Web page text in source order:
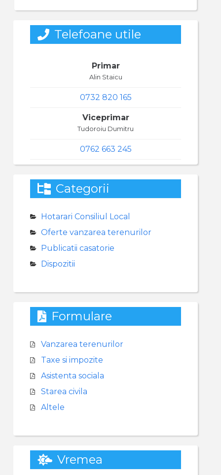
Telefoane utile
Primar
Alin Staicu
0732 820 165
Viceprimar
Tudoroiu Dumitru
0762 663 245
Categorii
Hotarari Consiliul Local
Oferte vanzarea terenurilor
Publicatii casatorie
Dispozitii
Formulare
Vanzarea terenurilor
Taxe si impozite
Asistenta sociala
Starea civila
Altele
Vremea